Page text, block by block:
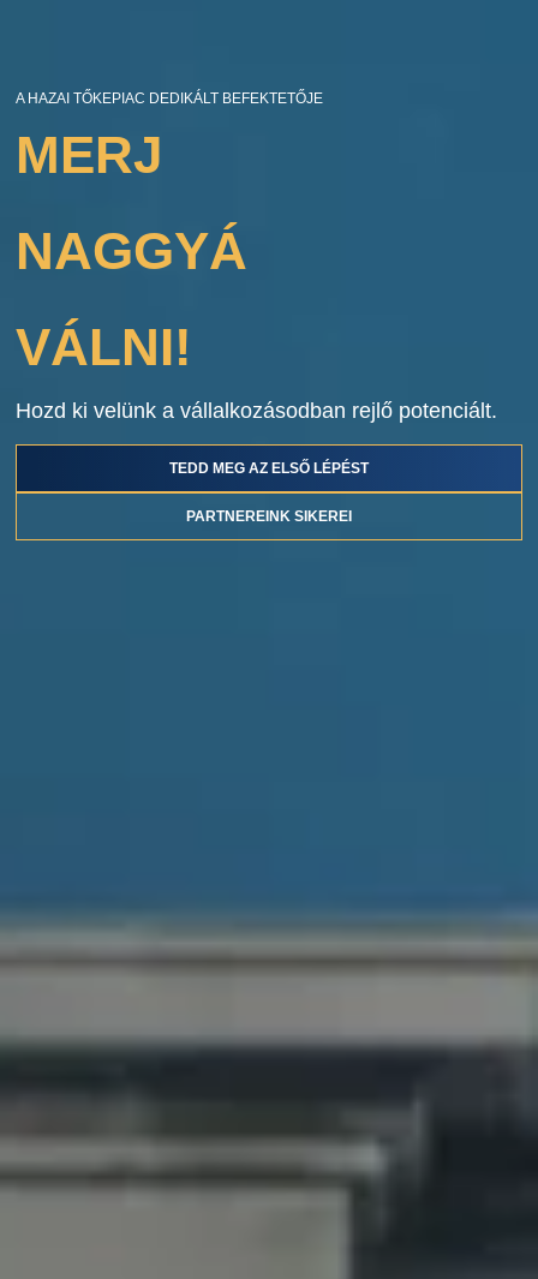
A HAZAI TŐKEPIAC DEDIKÁLT BEFEKTETŐJE
MERJ
NAGGYÁ
VÁLNI!
Hozd ki velünk a vállalkozásodban rejlő potenciált.
TEDD MEG AZ ELSŐ LÉPÉST
PARTNEREINK SIKEREI